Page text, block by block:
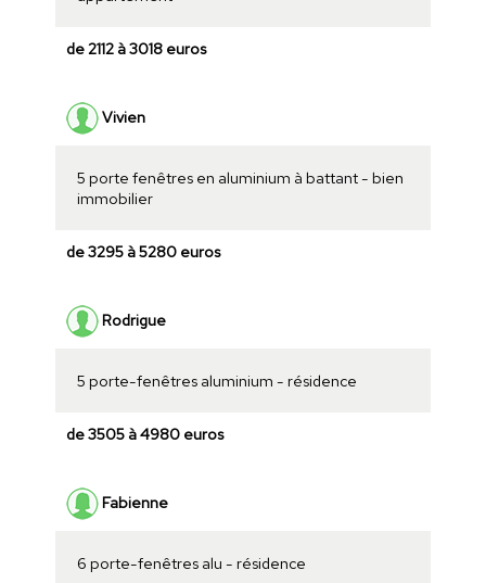
de 2112 à 3018 euros
Vivien
5 porte fenêtres en aluminium à battant - bien
immobilier
de 3295 à 5280 euros
Rodrigue
5 porte-fenêtres aluminium - résidence
de 3505 à 4980 euros
Fabienne
6 porte-fenêtres alu - résidence